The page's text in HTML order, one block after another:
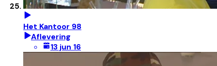
Het Kantoor 98
Aflevering
13 jun 16